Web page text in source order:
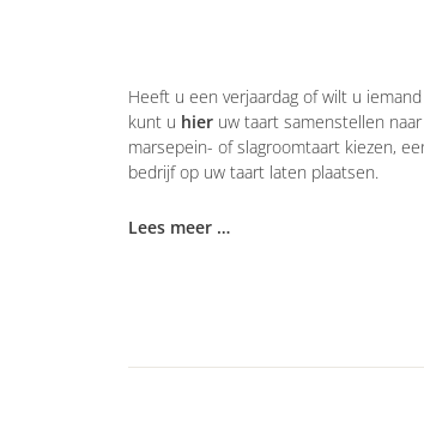
Heeft u een verjaardag of wilt u
kunt u hier uw taart samenstellen
marsepein- of slagroomtaart kiezen,
bedrijf op uw taart laten plaatsen.
Lees meer …